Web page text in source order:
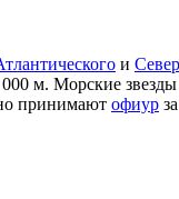
и
м. Морские
принимают офиур